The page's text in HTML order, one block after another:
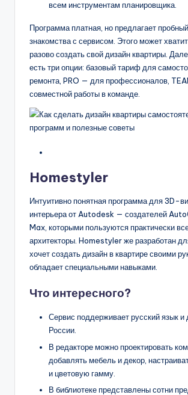
всем инструментам планировщика.
Программа платная, но предлагает
знакомства с сервисом. Этого может
разово создать свой дизайн квартиры.
есть три опции: базовый тариф для
ремонта, PRO — для профессионалов,
совместной работы в команде.
Homestyler
Интуитивно понятная программа для 3D-
интерьера от Autodesk — создателей
Max, которыми пользуются практически
архитекторы. Homestyler же разработан
хочет создать дизайн в квартире своими
обладает специальными навыками.
Что интересного?
Сервис поддерживает русский язык и
России.
В редакторе можно проектировать
добавлять мебель и декор,
и цветовую гамму.
В библиотеке представлены сотни